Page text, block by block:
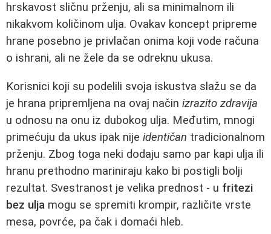
hrskavost sličnu prženju, ali sa minimalnom ili
nikakvom količinom ulja. Ovakav koncept pripreme
hrane posebno je privlačan onima koji vode računa
o ishrani, ali ne žele da se odreknu ukusa.
Korisnici koji su podelili svoja iskustva slažu se da
je hrana pripremljena na ovaj način izrazito zdravija
u odnosu na onu iz dubokog ulja. Međutim, mnogi
primećuju da ukus ipak nije identičan tradicionalnom
prženju. Zbog toga neki dodaju samo par kapi ulja ili
hranu prethodno mariniraju kako bi postigli bolji
rezultat. Svestranost je velika prednost - u fritezi
bez ulja mogu se spremiti krompir, različite vrste
mesa, povrće, pa čak i domaći hleb.